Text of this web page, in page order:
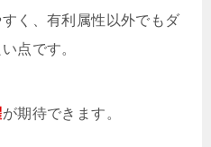
く、有利属性以外でもダ
点です。
が期待できます。